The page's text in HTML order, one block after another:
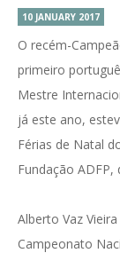
10 JANUARY 2017
O recém-
primeiro
Mestre
já este ano,
Férias de Natal
Fundação
Alberto Vaz
Campeonato